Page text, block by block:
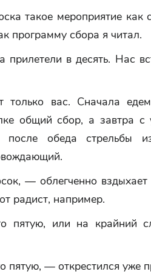
такое мероприятие как
программу сбора я читал.
прилетели в десять. Нас
вас. Сначала
общий сбор, а завтра
обеда стрельбы
— облегченно
радист, например.
пятую, или на крайний
пятую, — открестился уже